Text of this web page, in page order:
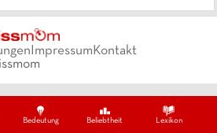
Bedeutung Beliebtheit Lexikon
ImpressumKontakt